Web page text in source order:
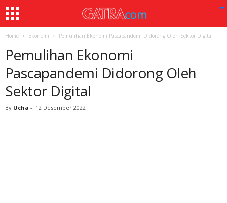
Home Ekonomi Pemulihan Ekonomi Pascapandemi Didorong Oleh Sektor Digital
Pemulihan Ekonomi
Pascapandemi Didorong Oleh
Sektor Digital
By Ucha - 12 Desember 2022